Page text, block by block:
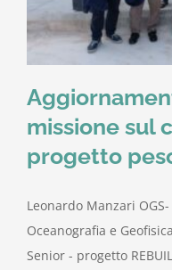
missione sul
progetto
Leonardo Manzari
Oceanografia e
Senior - progetto